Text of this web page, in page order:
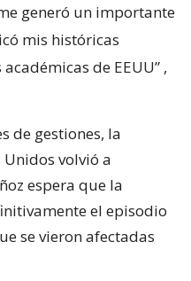
generó un importante
mis históricas
de EEUU” ,
de gestiones, la
volvió a
espera que la
el episodio
se vieron afectadas